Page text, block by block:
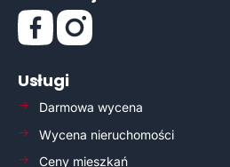
Usługi
Darmowa wycena
Wycena nieruchomości
Ceny mieszkań